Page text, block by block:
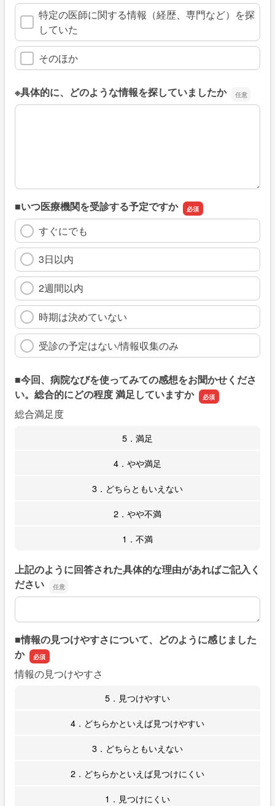
特定の医師に関する情報（経歴、専門など）を探
していた
そのほか
※具体的に、どのような情報を探していましたか
※具体的に、どのような情報を探していましたか
■いつ医療機関を受診する予定ですか
すぐにでも
3日以内
2週間以内
時期は決めていない
受診の予定はない/情報収集のみ
■今回、病院なびを使ってみての感想をお聞かせくださ
い。総合的にどの程度 満足していますか
総合満足度
5．満足
4．やや満足
3．どちらともいえない
2．やや不満
1．不満
上記のように回答された具体的な理由があればご記入く
ださい
上記のように回答された具体的な理由があればご記入くだ
■情報の見つけやすさについて、どのように感じました
か
情報の見つけやすさ
5．見つけやすい
4．どちらかといえば見つけやすい
3．どちらともいえない
2．どちらかといえば見つけにくい
1．見つけにくい